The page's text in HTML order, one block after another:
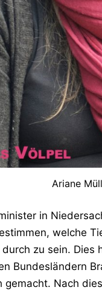
Ariane
in
welche
zu sein.
Bundesländern
gemacht. Nach